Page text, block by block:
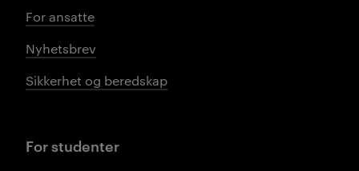
For ansatte
Nyhetsbrev
Sikkerhet og beredskap
For studenter